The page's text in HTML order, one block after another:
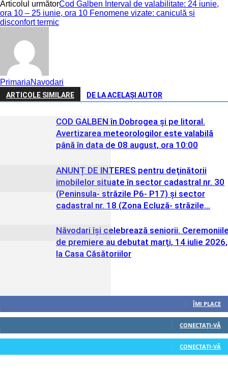
Articolul următorCod Galben Interval de valabilitate: 24 iunie,
ora 10 – 25 iunie, ora 10 Fenomene vizate: caniculă și
disconfort termic
PrimariaNavodari
ARTICOLE SIMILARE DE LA ACELAȘI AUTOR
COD GALBEN în Dobrogea și pe litoral.
Avertizarea meteorologilor este valabilă
până în data de 08 august, ora 10:00
ANUNȚ DE INTERES pentru deținătorii
imobilelor situate în sector cadastral nr. 30
(Peninsula- străzile P6- P17) și sector
cadastral nr. 18 (Zona Ecluză- străzile...
Năvodari își celebrează seniorii.
de premiere au debutat marți, 14 iulie 2026,
la Casa Căsătoriilor
ÎMI PLACE
CONECTAȚI-VĂ
CONECTAȚI-VĂ